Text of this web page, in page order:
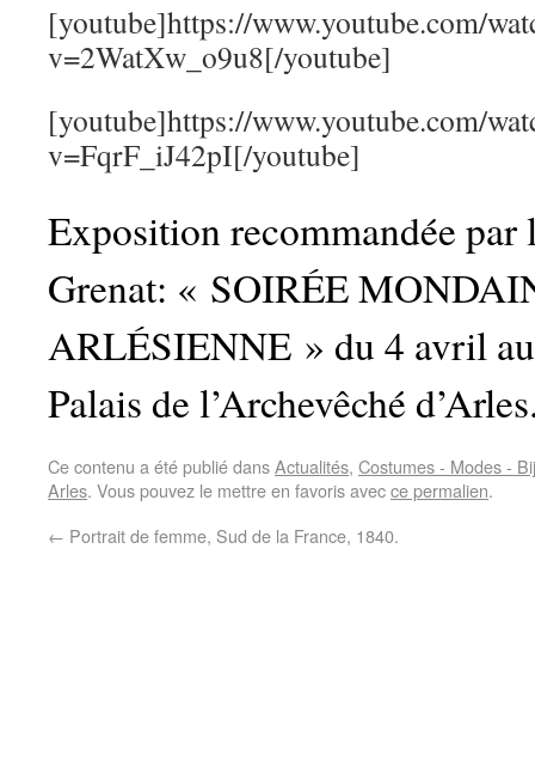
[youtube]https://www.youtube.com/
v=2WatXw_o9u8[/youtube]
[youtube]https://www.youtube.com/
v=FqrF_iJ42pI[/youtube]
Exposition recommandée par
Grenat: « SOIRÉE
ARLÉSIENNE » du 4 avril
Palais de l’Archevêché
Ce contenu a été publié dansActualités, Costumes - Modes -
Arles. Vous pouvez le mettre en favoris avecce permalien.
← Portrait de femme, Sud de la France, 1840.